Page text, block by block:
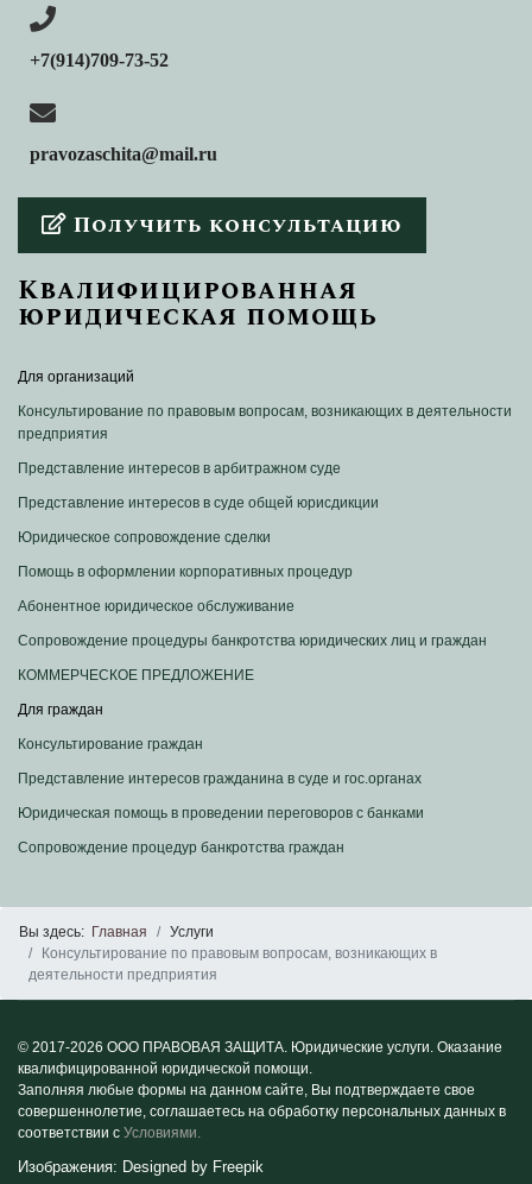
+7(914)709-73-52
pravozaschita@mail.ru
Получить консультацию
Квалифицированная
юридическая помощь
Для организаций
Консультирование по правовым вопросам, возникающих в деятельности
предприятия
Представление интересов в арбитражном суде
Представление интересов в суде общей юрисдикции
Юридическое сопровождение сделки
Помощь в оформлении корпоративных процедур
Абонентное юридическое обслуживание
Сопровождение процедуры банкротства юридических лиц и граждан
КОММЕРЧЕСКОЕ ПРЕДЛОЖЕНИЕ
Для граждан
Консультирование граждан
Представление интересов гражданина в суде и гос.органах
Юридическая помощь в проведении переговоров с банками
Сопровождение процедур банкротства граждан
Вы здесь: Главная
Услуги
Консультирование по правовым вопросам, возникающих в
деятельности предприятия
© 2017-2026 ООО ПРАВОВАЯ ЗАЩИТА. Юридические услуги. Оказание
квалифицированной юридической помощи.
Заполняя любые формы на данном сайте, Вы подтверждаете свое
совершеннолетие, соглашаетесь на обработку персональных данных в
соответствии с Условиями.
Изображения: Designed by Freepik